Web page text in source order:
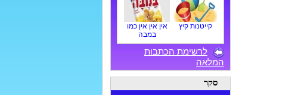
קייטנות קיץ
אין אין אין כמו
במבה
לרשימת הכתבות
המלאה
סקר